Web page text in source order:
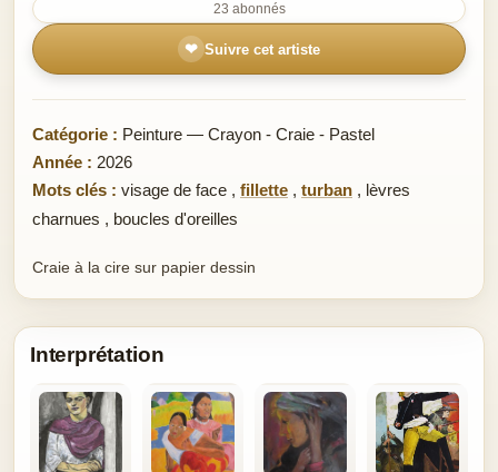
23 abonnés
❤ Suivre cet artiste
Catégorie : Peinture — Crayon - Craie - Pastel
Année : 2026
Mots clés : visage de face , fillette , turban , lèvres
charnues , boucles d'oreilles
Craie à la cire sur papier dessin
Interprétation